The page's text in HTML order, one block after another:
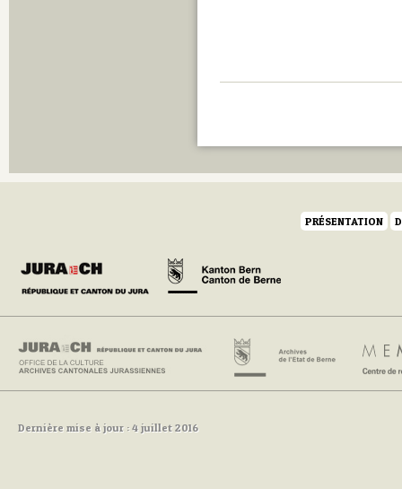
PRÉSENTATION
Dernière mise à jour : 4 juillet 2016